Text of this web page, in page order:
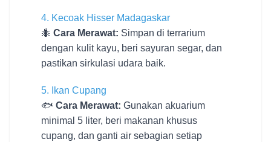
4. Kecoak Hisser Madagaskar
🐜 Cara Merawat: Simpan di terrarium
dengan kulit kayu, beri sayuran segar, dan
pastikan sirkulasi udara baik.
5. Ikan Cupang
🐟 Cara Merawat: Gunakan akuarium
minimal 5 liter, beri makanan khusus
cupang, dan ganti air sebagian setiap